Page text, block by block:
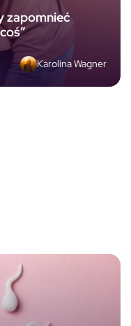
zapomnieć
Karolina Wagner